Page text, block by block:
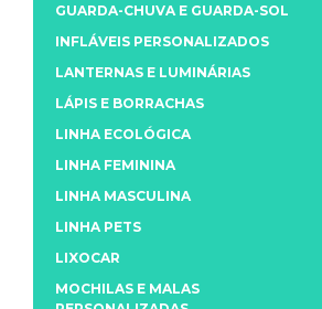
GUARDA-CHUVA E GUARDA-SOL
INFLÁVEIS PERSONALIZADOS
LANTERNAS E LUMINÁRIAS
LÁPIS E BORRACHAS
LINHA ECOLÓGICA
LINHA FEMININA
LINHA MASCULINA
LINHA PETS
LIXOCAR
MOCHILAS E MALAS